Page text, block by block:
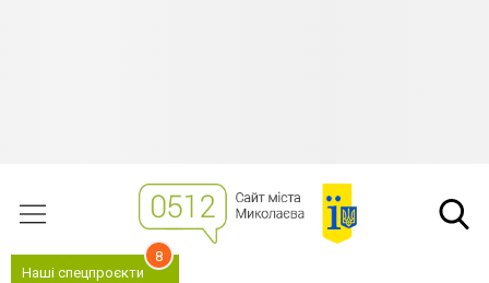
Наші спецпроєкти
8